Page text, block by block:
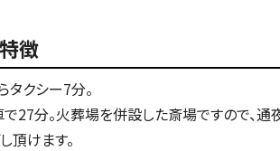
徴
タクシー7分。
で27分。火葬場を併設した斎場ですので、
頂けます。